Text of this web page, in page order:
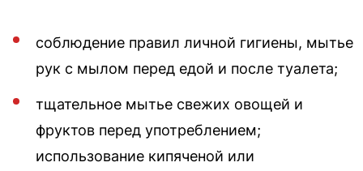
соблюдение правил личной гигиены, мытье
рук с мылом перед едой и после туалета;
тщательное мытье свежих овощей и
фруктов перед употреблением;
использование кипяченой или